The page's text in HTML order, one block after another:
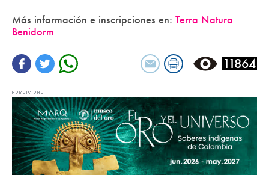
Más información e inscripciones en: Terra Natura
Benidorm
11864